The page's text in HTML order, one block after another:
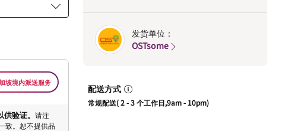
坡境内派送服务
验证。 请注
致。恕不提供品
发货单位：
OSTsome
配送方式
常规配送( 2 - 3 个工作日,9am - 10pm)